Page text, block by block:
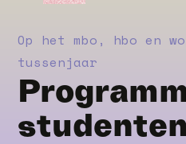
Op het mbo, hbo en
tussenjaar
studenten